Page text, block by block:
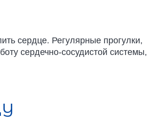
сердце. Регулярные прогулки,
сердечно-сосудистой системы,